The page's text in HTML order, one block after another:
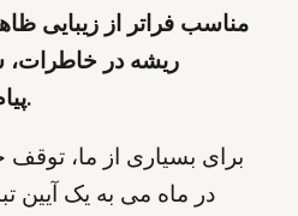
مناسب فراتر از زیبایی
ریشه در
پیام‌های نمادین گلها دارد.
برای بسیاری از ما،
در ماه می به یک آیین